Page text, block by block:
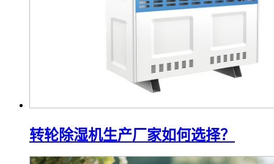
转轮除湿机生产厂家如何选择？